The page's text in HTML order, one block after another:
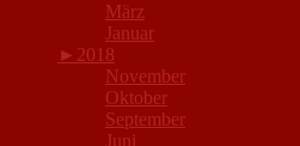
März
Januar
► 2018
November
Oktober
September
Juni